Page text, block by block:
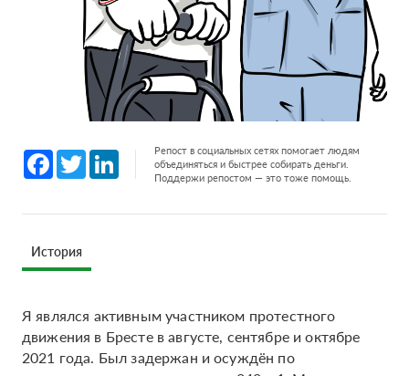
Facebook
Twitter LinkedInРепост в социальных сетях помогает людям
объединяться и быстрее собирать деньги.
Поддержи репостом — это тоже помощь.
История
Я являлся активным участником протестного
движения в Бресте в августе, сентябре и октябре
2021 года. Был задержан и осуждён по